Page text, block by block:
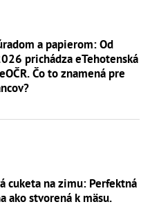
a papierom: Od
prichádza eTehotenská
Čo to znamená pre
cuketa na zimu: Perfektná
ako stvorená k mäsu.